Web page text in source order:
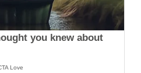
you knew about
Love